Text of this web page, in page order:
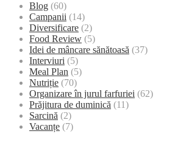
Blog (60)
Campanii (14)
Diversificare (2)
Food Review (5)
Idei de mâncare sănătoasă (37)
Interviuri (5)
Meal Plan (5)
Nutriție (70)
Organizare în jurul farfuriei (62)
Prăjitura de duminică (11)
Sarcină (2)
Vacanțe (7)